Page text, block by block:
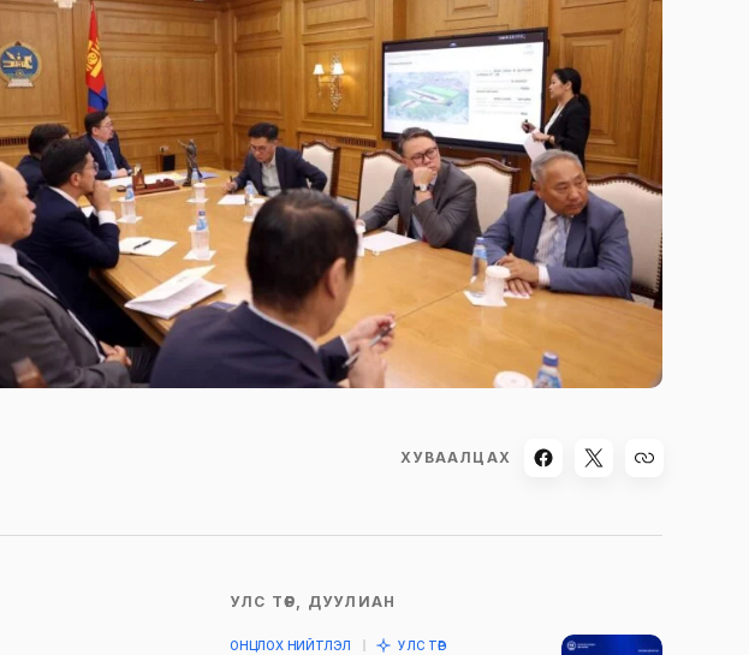
ХУВААЛЦАХ
УЛС ТӨР, ДУУЛИАН
ОНЦЛОХ НИЙТЛЭЛ УЛС ТӨР